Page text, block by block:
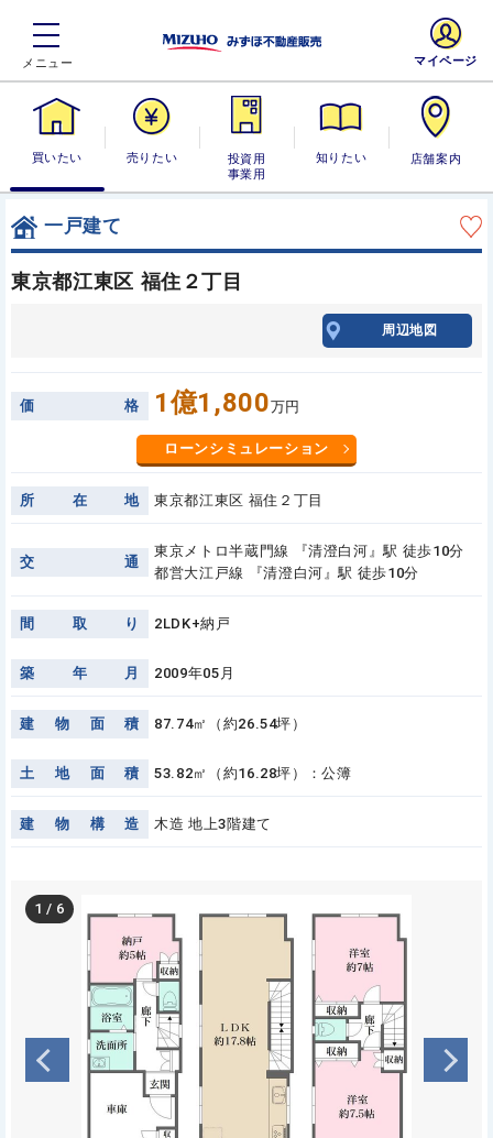
買いたい 売りたい
投資用・事業
用
知りたい 店舗案内
マイページ
一戸建て
東京都江東区 福住２丁目
周辺地図
価 格 1億1,800万円
ローンシミュレーション
所 在 地 東京都江東区 福住２丁目
交 通
東京メトロ半蔵門線 『清澄白河』駅 徒歩10分
都営大江戸線 『清澄白河』駅 徒歩10分
間 取 り 2LDK+納戸
築 年 月 2009年05月
建 物 面 積 87.74㎡（約26.54坪）
土 地 面 積 53.82㎡（約16.28坪）：公簿
建 物 構 造 木造 地上3階建て
1 / 6